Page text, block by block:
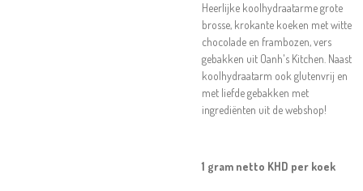
Heerlijke koolhydraatarme grote
brosse, krokante koeken met witte
chocolade en frambozen, vers
gebakken uit Oanh's Kitchen. Naast
koolhydraatarm ook glutenvrij en
met liefde gebakken met
ingrediënten uit de webshop!
1 gram netto KHD per koek